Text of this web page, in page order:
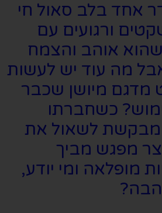
אחד בלב סאול חי
ורגועים עם
שהוא אוהב והצמח
מה עוד יש לעשות
מדגם מיושן שכבר
כשחברתו
מבקשת לשאול את
מפגש מביך
מופלאה ומי יודע,